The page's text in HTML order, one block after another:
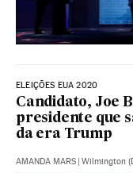
ELEIÇÕES EUA 2020
Candidato, Joe
presidente que
da era Trump
AMANDA MARS Wilmington